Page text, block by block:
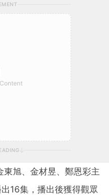
旭、金材昱、鄭恩彩主
16集，播出後獲得觀眾